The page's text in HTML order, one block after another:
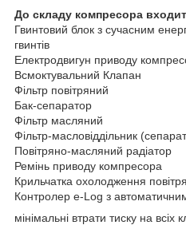
До складу компресора
Гвинтовий блок з сучасним
гвинтів
Електродвигун приводу
Всмоктувальний Клапан
Фільтр повітряний
Бак-сепаратор
Фільтр масляний
Фільтр-масловіддільник
Повітряно-масляний радіатор
Ремінь приводу компресора
Крильчатка охолодження
Контролер e-Log з
мінімальні втрати тиску на